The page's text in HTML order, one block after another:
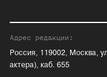
Адрес редакции:
Россия, 119002, Москва,
актера), каб. 655